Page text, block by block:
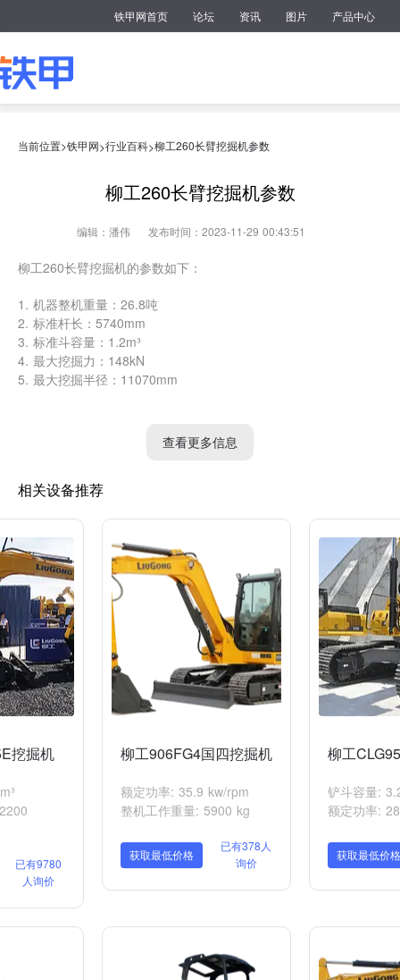
铁甲网首页 论坛 资讯 图片 产品中心
当前位置>铁甲网>行业百科>柳工260长臂挖掘机参数
柳工260长臂挖掘机参数
编辑：潘伟 发布时间：2023-11-29 00:43:51
柳工260长臂挖掘机的参数如下：
1. 机器整机重量：26.8吨
2. 标准杆长：5740mm
3. 标准斗容量：1.2m³
4. 最大挖掘力：148kN
5. 最大挖掘半径：11070mm
8. 引擎型号：Cummins QSB6.7
9. 引擎额定功率：134kW/2200rpm
11. 回转速度：10.4rpm
13. 装载高度：6925mm
14. 燃油箱容量：360L
15. 液压油箱容量：248L
请注意，以上参数仅供参考，具体参数以实际产品为准。
查看更多信息
相关设备推荐
挖掘机
已有9780
人询价
柳工906FG4国四挖掘机
额定功率: 35.9 kw/rpm
整机工作重量: 5900 kg
获取最低价格
已有378人
询价
柳工
铲斗容量:
额定功率:
获取最低价格